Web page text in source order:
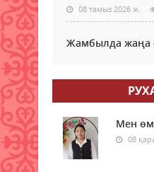
08 тамыз 2026 ж.
Жамбылда жаңа
жауын-
күтіледі
08 тамыз 2026 ж.
Мен
08